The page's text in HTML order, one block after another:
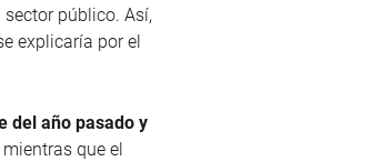
público. Así,
explicaría por el
del año pasado y
mientras que el